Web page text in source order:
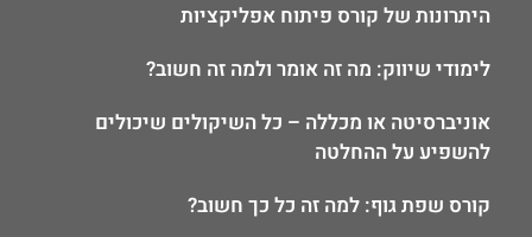
היתרונות של קורס פיתוח אפליקציות
לימודי שיווק: מה זה אומר ולמה זה חשוב?
אוניברסיטה או מכללה – כל השיקולים שיכולים
להשפיע על ההחלטה
קורס שפת גוף: למה זה כל כך חשוב?